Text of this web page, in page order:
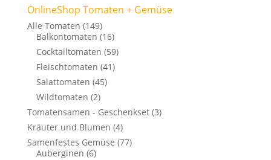
OnlineShop Tomaten + Gemüse
Alle Tomaten (149)
Balkontomaten (16)
Cocktailtomaten (59)
Fleischtomaten (41)
Salattomaten (45)
Wildtomaten (2)
Tomatensamen - Geschenkset (3)
Kräuter und Blumen (4)
Samenfestes Gemüse (77)
Auberginen (6)